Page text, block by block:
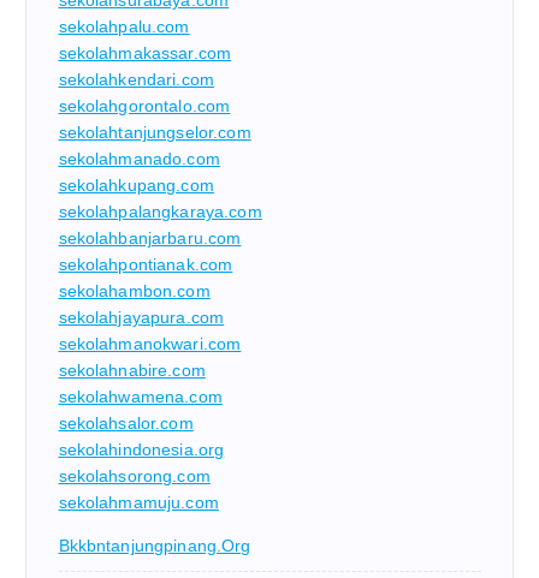
sekolahpalu.com
sekolahmakassar.com
sekolahkendari.com
sekolahgorontalo.com
sekolahtanjungselor.com
sekolahmanado.com
sekolahkupang.com
sekolahpalangkaraya.com
sekolahbanjarbaru.com
sekolahpontianak.com
sekolahambon.com
sekolahjayapura.com
sekolahmanokwari.com
sekolahnabire.com
sekolahwamena.com
sekolahsalor.com
sekolahindonesia.org
sekolahsorong.com
sekolahmamuju.com
Bkkbntanjungpinang.org